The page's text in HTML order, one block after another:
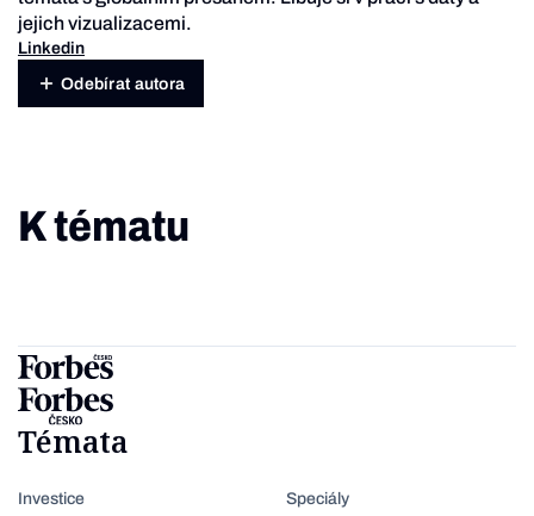
jejich vizualizacemi.
Linkedin
Odebírat autora
K tématu
Témata
Investice
Speciály